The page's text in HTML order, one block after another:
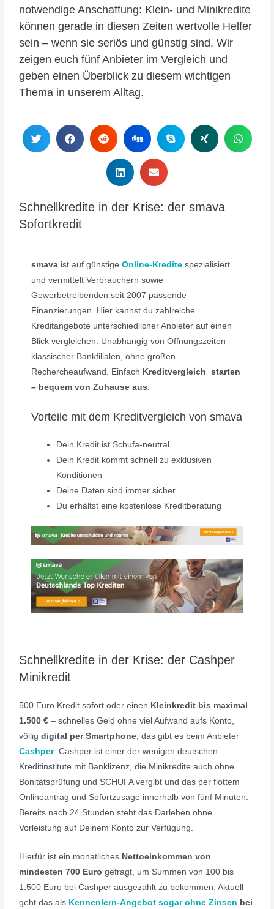
notwendige Anschaffung: Klein- und Minikredite
können gerade in diesen Zeiten wertvolle Helfer
sein – wenn sie seriös und günstig sind. Wir
zeigen euch fünf Anbieter im Vergleich und
geben einen Überblick zu diesem wichtigen
Thema in unserem Alltag.
Schnellkredite in der Krise: der smava
Sofortkredit
smava ist auf günstigeOnline-Kredite spezialisiert
und vermittelt Verbrauchern sowie
Gewerbetreibenden seit 2007 passende
Finanzierungen. Hier kannst du zahlreiche
Kreditangebote unterschiedlicher Anbieter auf einen
Blick vergleichen. Unabhängig von Öffnungszeiten
klassischer Bankfilialen, ohne großen
Rechercheaufwand. Einfach Kreditvergleich starten
– bequem von Zuhause aus.
Vorteile mit dem Kreditvergleich von smava
Dein Kredit ist Schufa-neutral
Dein Kredit kommt schnell zu exklusiven
Konditionen
Deine Daten sind immer sicher
Du erhältst eine kostenlose Kreditberatung
Schnellkredite in der Krise: der Cashper
Minikredit
500 Euro Kredit sofort oder einen Kleinkredit bis maximal
1.500 € – schnelles Geld ohne viel Aufwand aufs Konto,
völligdigital per Smartphone, das gibt es beim Anbieter
Cashper. Cashper ist einer der wenigen deutschen
Kreditinstitute mit Banklizenz, die Minikredite auch ohne
Bonitätsprüfung und SCHUFA vergibt und das per flottem
Onlineantrag und Sofortzusage innerhalb von fünf Minuten.
Bereits nach 24 Stunden steht das Darlehen ohne
Vorleistung auf Deinem Konto zur Verfügung.
Hierfür ist ein monatliches Nettoeinkommen von
mindesten 700 Euro gefragt, um Summen von 100 bis
1.500 Euro bei Cashper ausgezahlt zu bekommen. Aktuell
geht das als Kennenlern-Angebot sogar ohne Zinsen bei